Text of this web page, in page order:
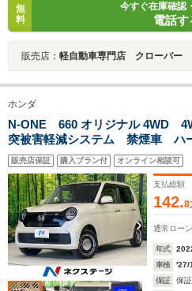
無
料
今すぐ在庫確認
電話す
販売店： 軽自動車専門店 クローバー
ホンダ
N-ONE 660 オリジナル 4WD
突被害軽減システム 禁煙車 ハ
ラレコ コーナーセンサー スマ
ド ETC 純正 オートハイビー
ートライト
販売店保証 購入プラン付 オンライン相談可
支払総額
142.8
通常ローン
年式
車検
'27/
保証
保